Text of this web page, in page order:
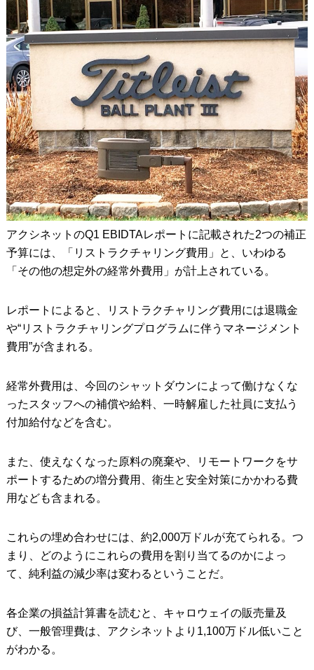
アクシネットのQ1 EBIDTAレポートに記載された2つの補正
予算には、「リストラクチャリング費用」と、いわゆる
「その他の想定外の経常外費用」が計上されている。
レポートによると、リストラクチャリング費用には退職金
や“リストラクチャリングプログラムに伴うマネージメント
費用”が含まれる。
経常外費用は、今回のシャットダウンによって働けなくな
ったスタッフへの補償や給料、一時解雇した社員に支払う
付加給付などを含む。
また、使えなくなった原料の廃棄や、リモートワークをサ
ポートするための増分費用、衛生と安全対策にかかわる費
用なども含まれる。
これらの埋め合わせには、約2,000万ドルが充てられる。つ
まり、どのようにこれらの費用を割り当てるのかによっ
て、純利益の減少率は変わるということだ。
各企業の損益計算書を読むと、キャロウェイの販売量及
び、一般管理費は、アクシネットより1,100万ドル低いこと
がわかる。